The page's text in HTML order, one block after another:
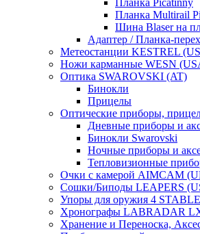
Планка Picatinny
Планка Multirail
Шина Blaser на
Адаптер / Планка-
Метеостанции KESTREL
Ножи карманные WESN
Оптика SWAROVSKI (AT)
Бинокли
Прицелы
Оптические приборы,
Дневные приборы и
Бинокли Swarovski
Ночные приборы и
Тепловизионные
Очки с камерой AIMCAM
Сошки/Биподы LEAPERS
Упоры для оружия 4
Хронографы LABRADAR
Хранение и Переноска,